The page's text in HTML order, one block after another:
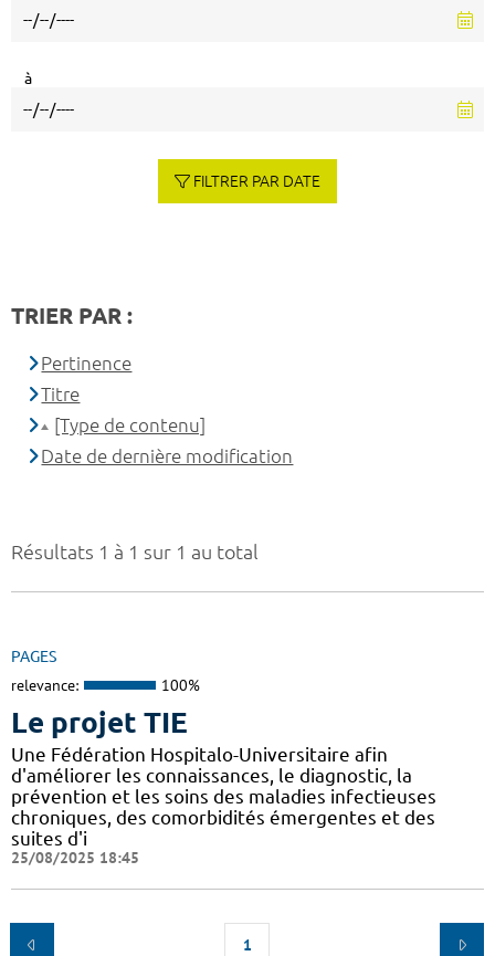
Résultats 1 à 1 sur 1 au total
PAGES
relevance: 100%
Le projet TIE
Une Fédération Hospitalo-Universitaire afin
d'améliorer les connaissances, le diagnostic, la
prévention et les soins des maladies infectieuses
chroniques, des comorbidités émergentes et des
suites d'i
25/08/2025 18:45
1
à
FILTRER PAR DATE
TRIER PAR :
Pertinence
Titre
[Type de contenu]
Date de dernière modification